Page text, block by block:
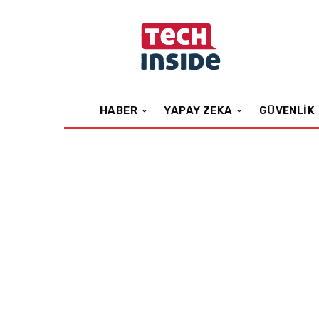
HABER YAPAY ZEKA GÜVENLIK